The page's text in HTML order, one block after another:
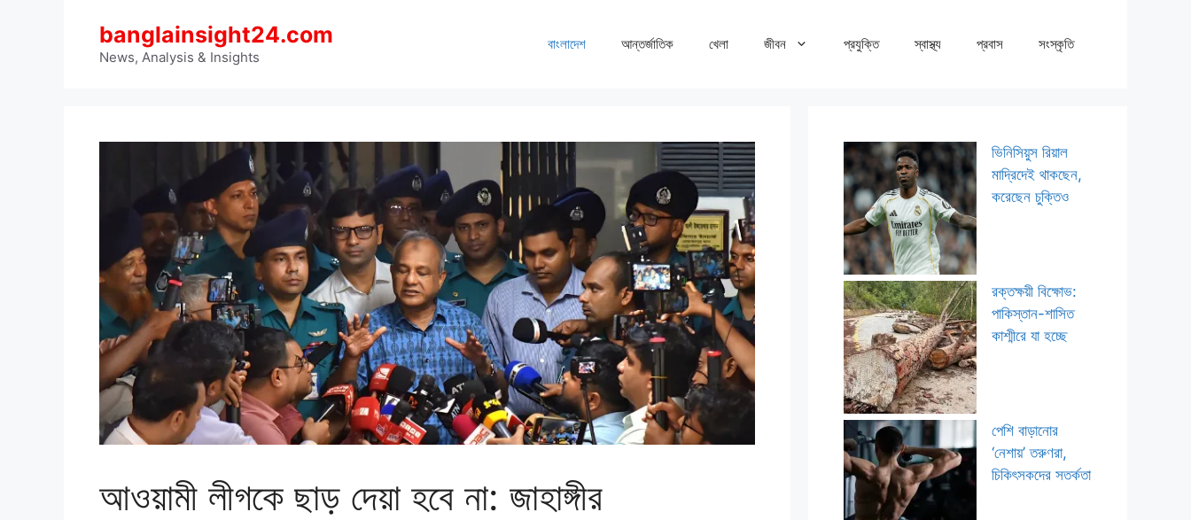
banglainsight24.com
News, Analysis & Insights
বাংলাদেশ আন্তর্জাতিক খেলা জীবন প্রযুক্তি স্বাস্থ্য প্রবাস সংস্কৃতি
আওয়ামী লীগকে ছাড় দেয়া হবে না: জাহাঙ্গীর
ভিনিসিয়ুস রিয়াল
মাদ্রিদেই থাকছেন,
করেছেন চুক্তিও
রক্তক্ষয়ী বিক্ষোভ:
পাকিস্তান-শাসিত
কাশ্মীরে যা হচ্ছে
পেশি বাড়ানোর
‘নেশায়’ তরুণরা,
চিকিৎসকদের সতর্কতা